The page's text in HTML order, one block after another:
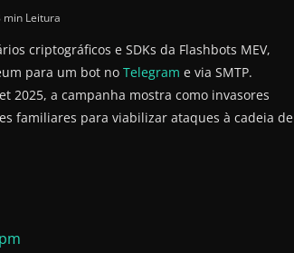
min Leitura
criptográficos e SDKs da Flashbots MEV,
para um bot no Telegram e via SMTP.
2025, a campanha mostra como invasores
familiares para viabilizar ataques à cadeia de